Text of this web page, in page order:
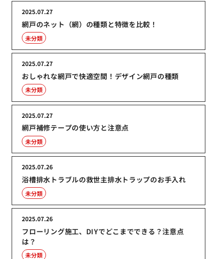
網戸のネット（網）の種類と特徴を比較！
2025.07.27
未分類
おしゃれな網戸で快適空間！デザイン網戸の種類
2025.07.27
未分類
網戸補修テープの使い方と注意点
2025.07.27
未分類
浴槽排水トラブルの救世主排水トラップのお手入れ
2025.07.26
未分類
フローリング施工、DIYでどこまでできる？注意点
は？
2025.07.26
未分類